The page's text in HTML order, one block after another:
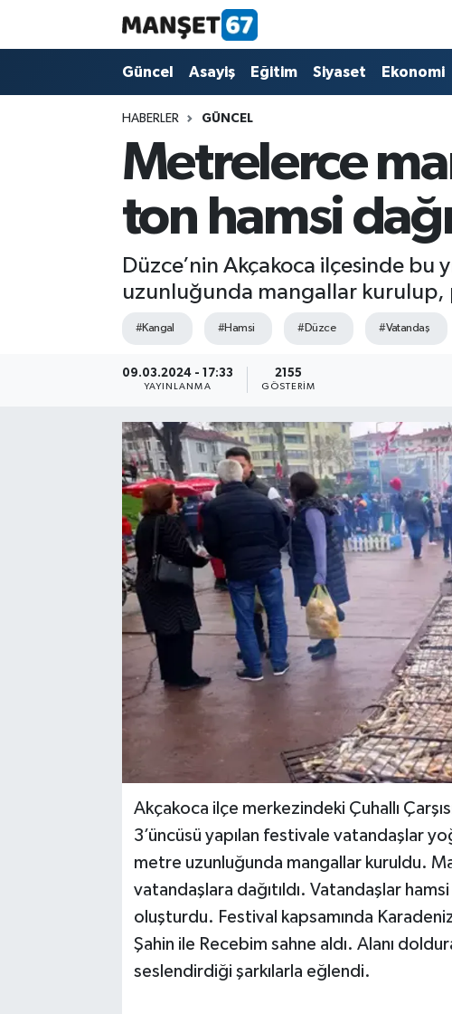
Güncel Asayiş Eğitim Siyaset Ekonomi
HABERLER GÜNCEL
Metrelerce
ton hamsi
Düzce’nin Akçakoca ilçesinde bu
uzunluğunda mangallar kurulup,
#Kangal #Hamsi #Düzce #Vatandaş
09.03.2024 - 17:33
YAYINLANMA
2155
GÖSTERIM
Akçakoca ilçe merkezindeki Çuhallı
3’üncüsü yapılan festivale vatandaşlar
metre uzunluğunda mangallar kuruldu.
vatandaşlara dağıtıldı. Vatandaşlar
oluşturdu. Festival kapsamında
Şahin ile Recebim sahne aldı. Alanı
seslendirdiği şarkılarla eğlendi.